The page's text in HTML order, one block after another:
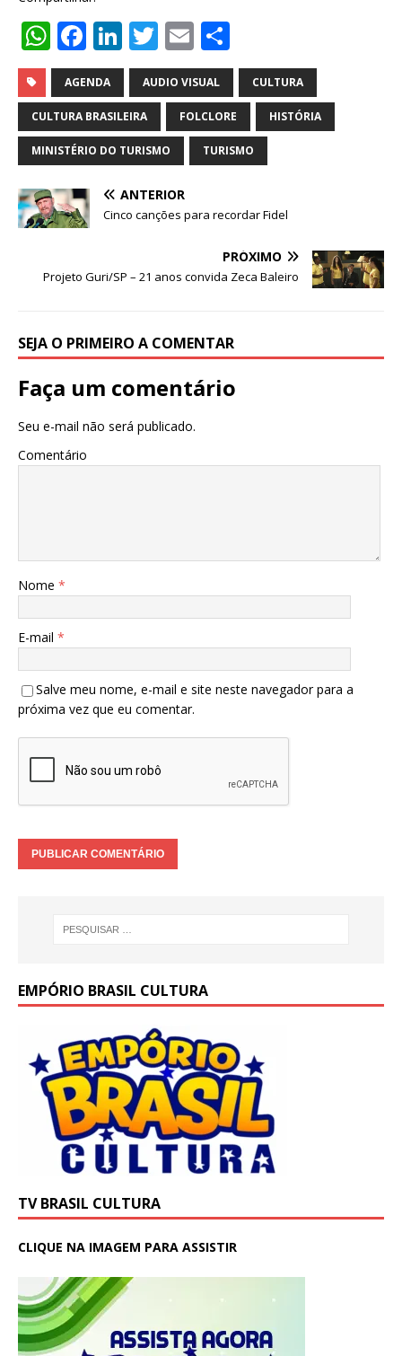
W
h
at
s
A
p
p
F
a
c
e
b
o
o
k
Li
n
k
e
dI
T
w
it
te
r
E
m
ai
l
h
ar
e
AGENDA AUDIO VISUAL CULTURA
CULTURA BRASILEIRA FOLCLORE HISTÓRIA
MINISTÉRIO DO TURISMO TURISMO
ANTERIOR
Cinco canções para recordar Fidel
PRÓXIMO
Projeto Guri/SP – 21 anos convida Zeca Baleiro
SEJA O PRIMEIRO A COMENTAR
Faça um comentário
Seu e-mail não será publicado.
Comentário
Nome *
E-mail *
Salve meu nome, e-mail e site neste navegador para a
próxima vez que eu comentar.
EMPÓRIO BRASIL CULTURA
TV BRASIL CULTURA
CLIQUE NA IMAGEM PARA ASSISTIR